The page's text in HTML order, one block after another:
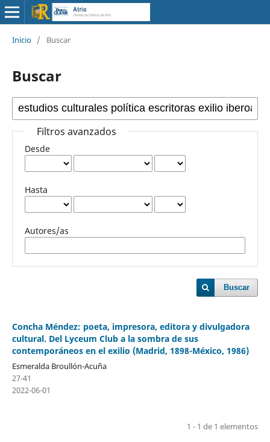
Inicio / Buscar
Buscar
Filtros avanzados
Desde
Hasta
Autores/as
Buscar
Concha Méndez: poeta, impresora, editora y divulgadora
cultural. Del Lyceum Club a la sombra de sus
contemporáneos en el exilio (Madrid, 1898-México, 1986)
Esmeralda Broullón-Acuña
27-41
2022-06-01
1 - 1 de 1 elementos